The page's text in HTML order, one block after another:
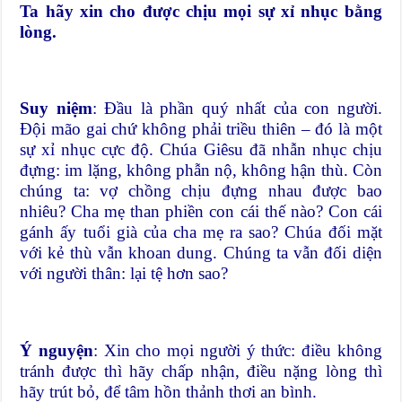
Ta hãy xin cho được chịu mọi sự xỉ nhục bằng
lòng.
Suy niệm: Đầu là phần quý nhất của con người.
Đội mão gai chứ không phải triều thiên – đó là một
sự xỉ nhục cực độ. Chúa Giêsu đã nhẫn nhục chịu
đựng: im lặng, không phẫn nộ, không hận thù. Còn
chúng ta: vợ chồng chịu đựng nhau được bao
nhiêu? Cha mẹ than phiền con cái thế nào? Con cái
gánh ấy tuổi già của cha mẹ ra sao? Chúa đối mặt
với kẻ thù vẫn khoan dung. Chúng ta vẫn đối diện
với người thân: lại tệ hơn sao?
Ý nguyện: Xin cho mọi người ý thức: điều không
tránh được thì hãy chấp nhận, điều nặng lòng thì
hãy trút bỏ, để tâm hồn thảnh thơi an bình.